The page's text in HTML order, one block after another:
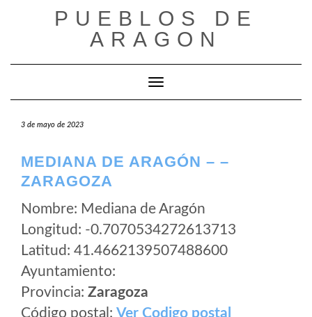
PUEBLOS DE
ARAGON
Cambiar modo de navegación
3 de mayo de 2023
MEDIANA DE ARAGÓN – –
ZARAGOZA
Nombre: Mediana de Aragón
Longitud: -0.7070534272613713
Latitud: 41.4662139507488600
Ayuntamiento:
Provincia: Zaragoza
Código postal: Ver Codigo postal